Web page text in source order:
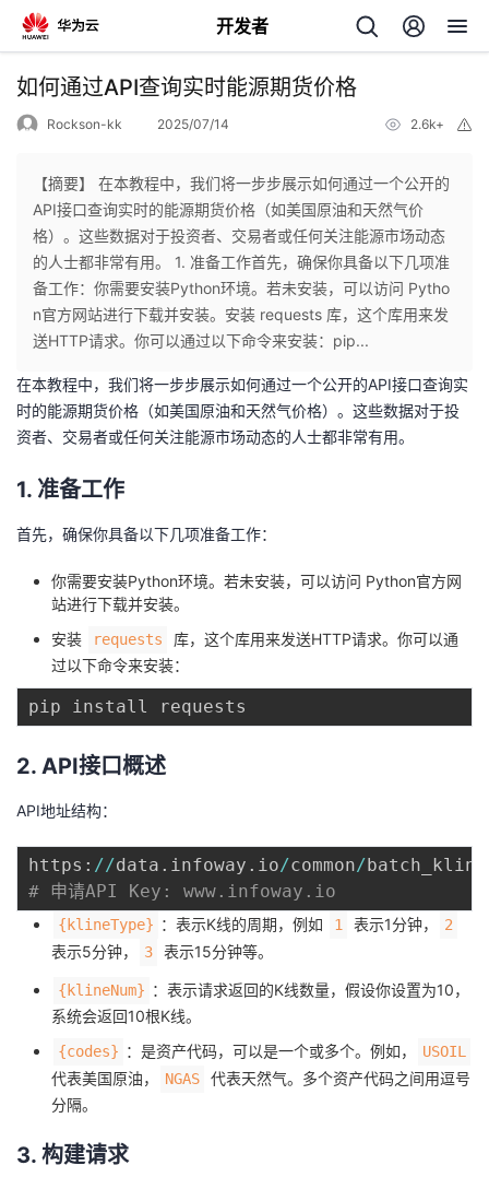
开发者
返
个
人
页
我
开
发
者
我
的
博
我
的
我
子
直
播
的
活
动
我
的
关
我
发
学
Programs
的
持
如何通过API查询实时能源期货价格
Rockson-kk 2025/07/14 2.6k+
【摘要】 在本教程中，我们将一步步展示如何通过一个公开的
API接口查询实时的能源期货价格（如美国原油和天然气价
格）。这些数据对于投资者、交易者或任何关注能源市场动态
的人士都非常有用。 1. 准备工作首先，确保你具备以下几项准
备工作：你需要安装Python环境。若未安装，可以访问 Pytho
n官方网站进行下载并安装。安装 requests 库，这个库用来发
送HTTP请求。你可以通过以下命令来安装：pip...
在本教程中，我们将一步步展示如何通过一个公开的API接口查询实
时的能源期货价格（如美国原油和天然气价格）。这些数据对于投
资者、交易者或任何关注能源市场动态的人士都非常有用。
1. 准备工作
首先，确保你具备以下几项准备工作：
你需要安装Python环境。若未安装，可以访问 Python官方网
站进行下载并安装。
安装
requests
库，这个库用来发送HTTP请求。你可以通
过以下命令来安装：
2. API接口概述
API地址结构：
https : //data . infoway . io/common/batch_kline
# 申请API Key: www.infoway.io
{klineType} ：表示K线的周期，例如 1 表示1分钟， 2
表示5分钟， 3 表示15分钟等。
{klineNum} ：表示请求返回的K线数量，假设你设置为10，
系统会返回10根K线。
{codes} ：是资产代码，可以是一个或多个。例如， USOIL
代表美国原油， NGAS
代表天然气。多个资产代码之间用逗号
分隔。
3. 构建请求